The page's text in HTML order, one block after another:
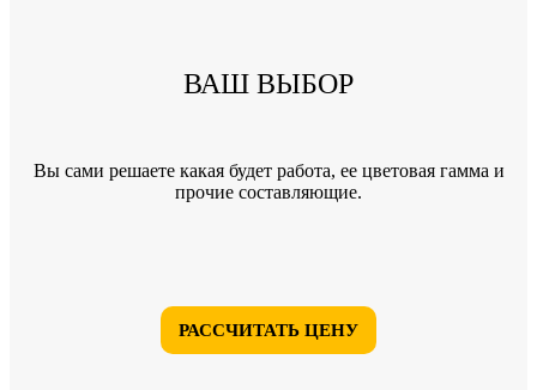
ВАШ ВЫБОР
Вы сами решаете какая будет работа, ее цветовая гамма и
прочие составляющие.
РАССЧИТАТЬ ЦЕНУ